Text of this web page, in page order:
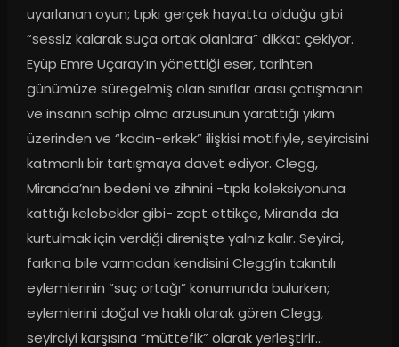
uyarlanan oyun; tıpkı gerçek hayatta olduğu gibi
“sessiz kalarak suça ortak olanlara” dikkat çekiyor.
Eyüp Emre Uçaray’ın yönettiği eser, tarihten
günümüze süregelmiş olan sınıflar arası çatışmanın
ve insanın sahip olma arzusunun yarattığı yıkım
üzerinden ve “kadın-erkek” ilişkisi motifiyle, seyircisini
katmanlı bir tartışmaya davet ediyor. Clegg,
Miranda’nın bedeni ve zihnini -tıpkı koleksiyonuna
kattığı kelebekler gibi- zapt ettikçe, Miranda da
kurtulmak için verdiği direnişte yalnız kalır. Seyirci,
farkına bile varmadan kendisini Clegg’in takıntılı
eylemlerinin “suç ortağı” konumunda bulurken;
eylemlerini doğal ve haklı olarak gören Clegg,
seyirciyi karşısına “müttefik” olarak yerleştirir…